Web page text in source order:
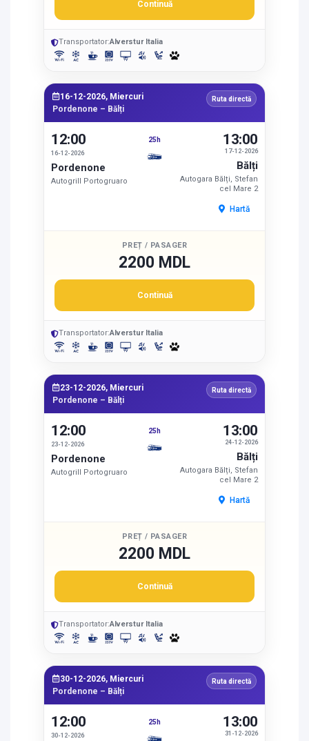
Continuă
Transportator:Alverstur Italia
16-12-2026, Miercuri
Pordenone – Bălți
Ruta directă
12:00
16-12-2026
Pordenone
Autogrill Portogruaro
25h
17-12-2026
13:00
Bălți
Autogara Bălți, Stefan
cel Mare 2
Hartă
PREȚ / PASAGER
2200 MDL
Continuă
Transportator:Alverstur Italia
23-12-2026, Miercuri
Pordenone – Bălți
Ruta directă
12:00
23-12-2026
Pordenone
Autogrill Portogruaro
25h
24-12-2026
13:00
Bălți
Autogara Bălți, Stefan
cel Mare 2
Hartă
PREȚ / PASAGER
2200 MDL
Continuă
Transportator:Alverstur Italia
30-12-2026, Miercuri
Pordenone – Bălți
Ruta directă
12:00
30-12-2026
25h
31-12-2026
13:00